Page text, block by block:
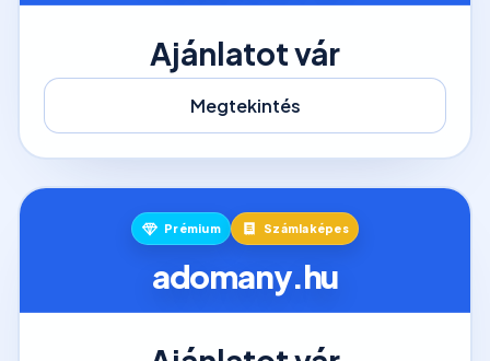
Ajánlatot vár
Megtekintés
Prémium Számlaképes
adomany.hu